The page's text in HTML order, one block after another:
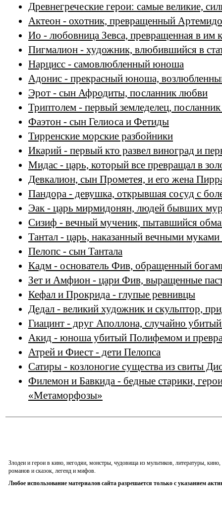
Древнегреческие герои: самые великие,
Актеон - охотник, превращенный
Ио - любовница Зевса, превращенная в им
Пигмалион - художник, влюбившийся в
Нарцисс - самовлюбленный юноша
Адонис - прекрасный юноша,
Эрот - сын Афродиты, посланник любви
Триптолем - первый земледелец,
Фаэтон - сын Гелиоса и Фетиды
Тирренские морские разбойники
Икарий - первый кто развел виноград и
Мидас - царь, который все превращал в
Девкалион, сын Прометея, и его жена
Пандора - девушка, открывшая сосуд с
Эак - царь мирмидонян, людей бывших
Сизиф - вечный мученик, пытавшийся
Тантал - царь, наказанный вечными муками
Пелопс - сын Тантала
Кадм - основатель Фив, обращенный
Зет и Амфион - цари Фив, выращенные
Кефал и Прокрида - глупые ревнивцы
Дедал - великий художник и скульптор,
Гиацинт - друг Аполлона, случайно
Акид - юноша убитый Полифемом и
Атрей и Фиест - дети Пелопса
Сатиры - козлоногие существа из свиты
Филемон и Бавкида - бедные старики,
«Метаморфозы»
Злодеи и герои в кино, негодяи, монстры, чудовища из мультиков, литературы,
романов и сказок, легенд и мифов.
Любое использование материалов сайта разрешается только с указанием